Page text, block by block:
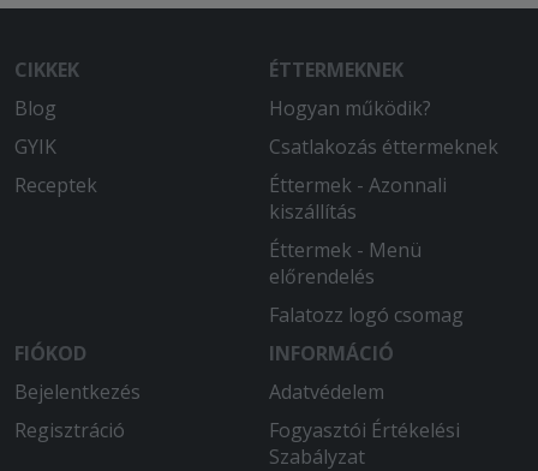
CIKKEK
Blog
GYIK
Receptek
ÉTTERMEKNEK
Hogyan működik?
Csatlakozás éttermeknek
Éttermek - Azonnali
kiszállítás
Éttermek - Menü
előrendelés
Falatozz logó csomag
FIÓKOD
Bejelentkezés
Regisztráció
INFORMÁCIÓ
Adatvédelem
Fogyasztói Értékelési
Szabályzat